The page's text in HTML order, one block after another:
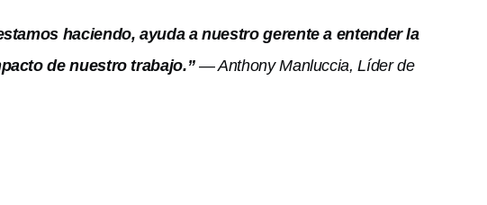
haciendo, ayuda a nuestro gerente a entender la
de nuestro trabajo.” — Anthony Manluccia, Líder de